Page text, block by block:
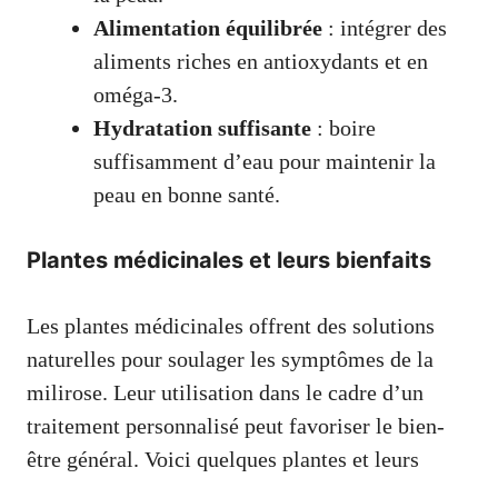
Alimentation équilibrée : intégrer des
aliments riches en antioxydants et en
oméga-3.
Hydratation suffisante : boire
suffisamment d’eau pour maintenir la
peau en bonne santé.
Plantes médicinales et leurs bienfaits
Les plantes médicinales offrent des solutions
naturelles pour soulager les symptômes de la
milirose. Leur utilisation dans le cadre d’un
traitement personnalisé peut favoriser le bien-
être général. Voici quelques plantes et leurs